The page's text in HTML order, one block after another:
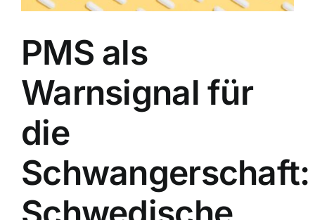
PMS als
Warnsignal für
die
Schwangerschaft: